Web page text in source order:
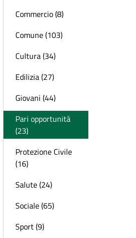
Commercio (8)
Comune (103)
Cultura (34)
Edilizia (27)
Giovani (44)
Pari opportunità
(23)
Protezione Civile
(16)
Salute (24)
Sociale (65)
Sport (9)